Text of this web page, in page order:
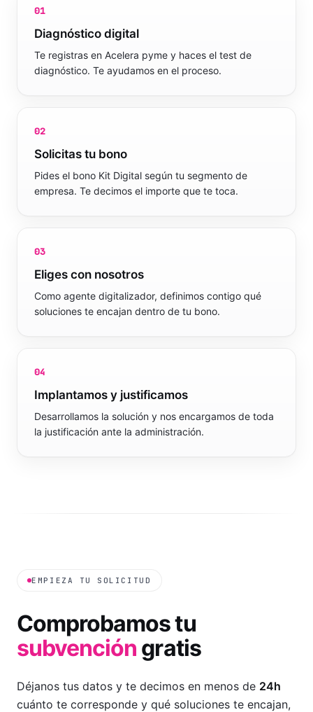
01
Diagnóstico digital
Te registras en Acelera pyme y haces el test de
diagnóstico. Te ayudamos en el proceso.
02
Solicitas tu bono
Pides el bono Kit Digital según tu segmento de
empresa. Te decimos el importe que te toca.
03
Eliges con nosotros
Como agente digitalizador, definimos contigo qué
soluciones te encajan dentro de tu bono.
04
Implantamos y justificamos
Desarrollamos la solución y nos encargamos de toda
la justificación ante la administración.
EMPIEZA TU SOLICITUD
Comprobamos tu
subvención gratis
Déjanos tus datos y te decimos en menos de 24h
cuánto te corresponde y qué soluciones te encajan,